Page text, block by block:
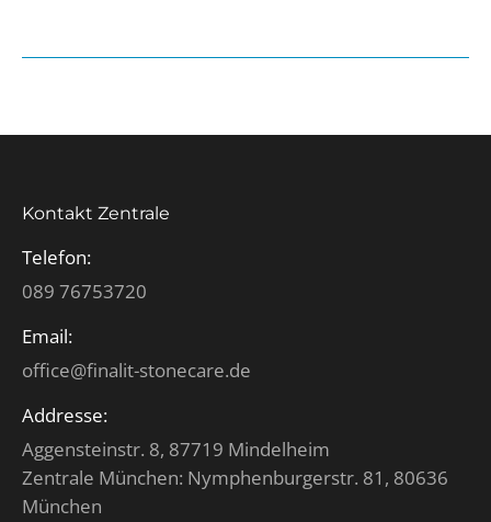
Kontakt Zentrale
Telefon:
089 76753720
Email:
office@finalit-stonecare.de
Addresse:
Aggensteinstr. 8, 87719 Mindelheim
Zentrale München: Nymphenburgerstr. 81, 80636
München